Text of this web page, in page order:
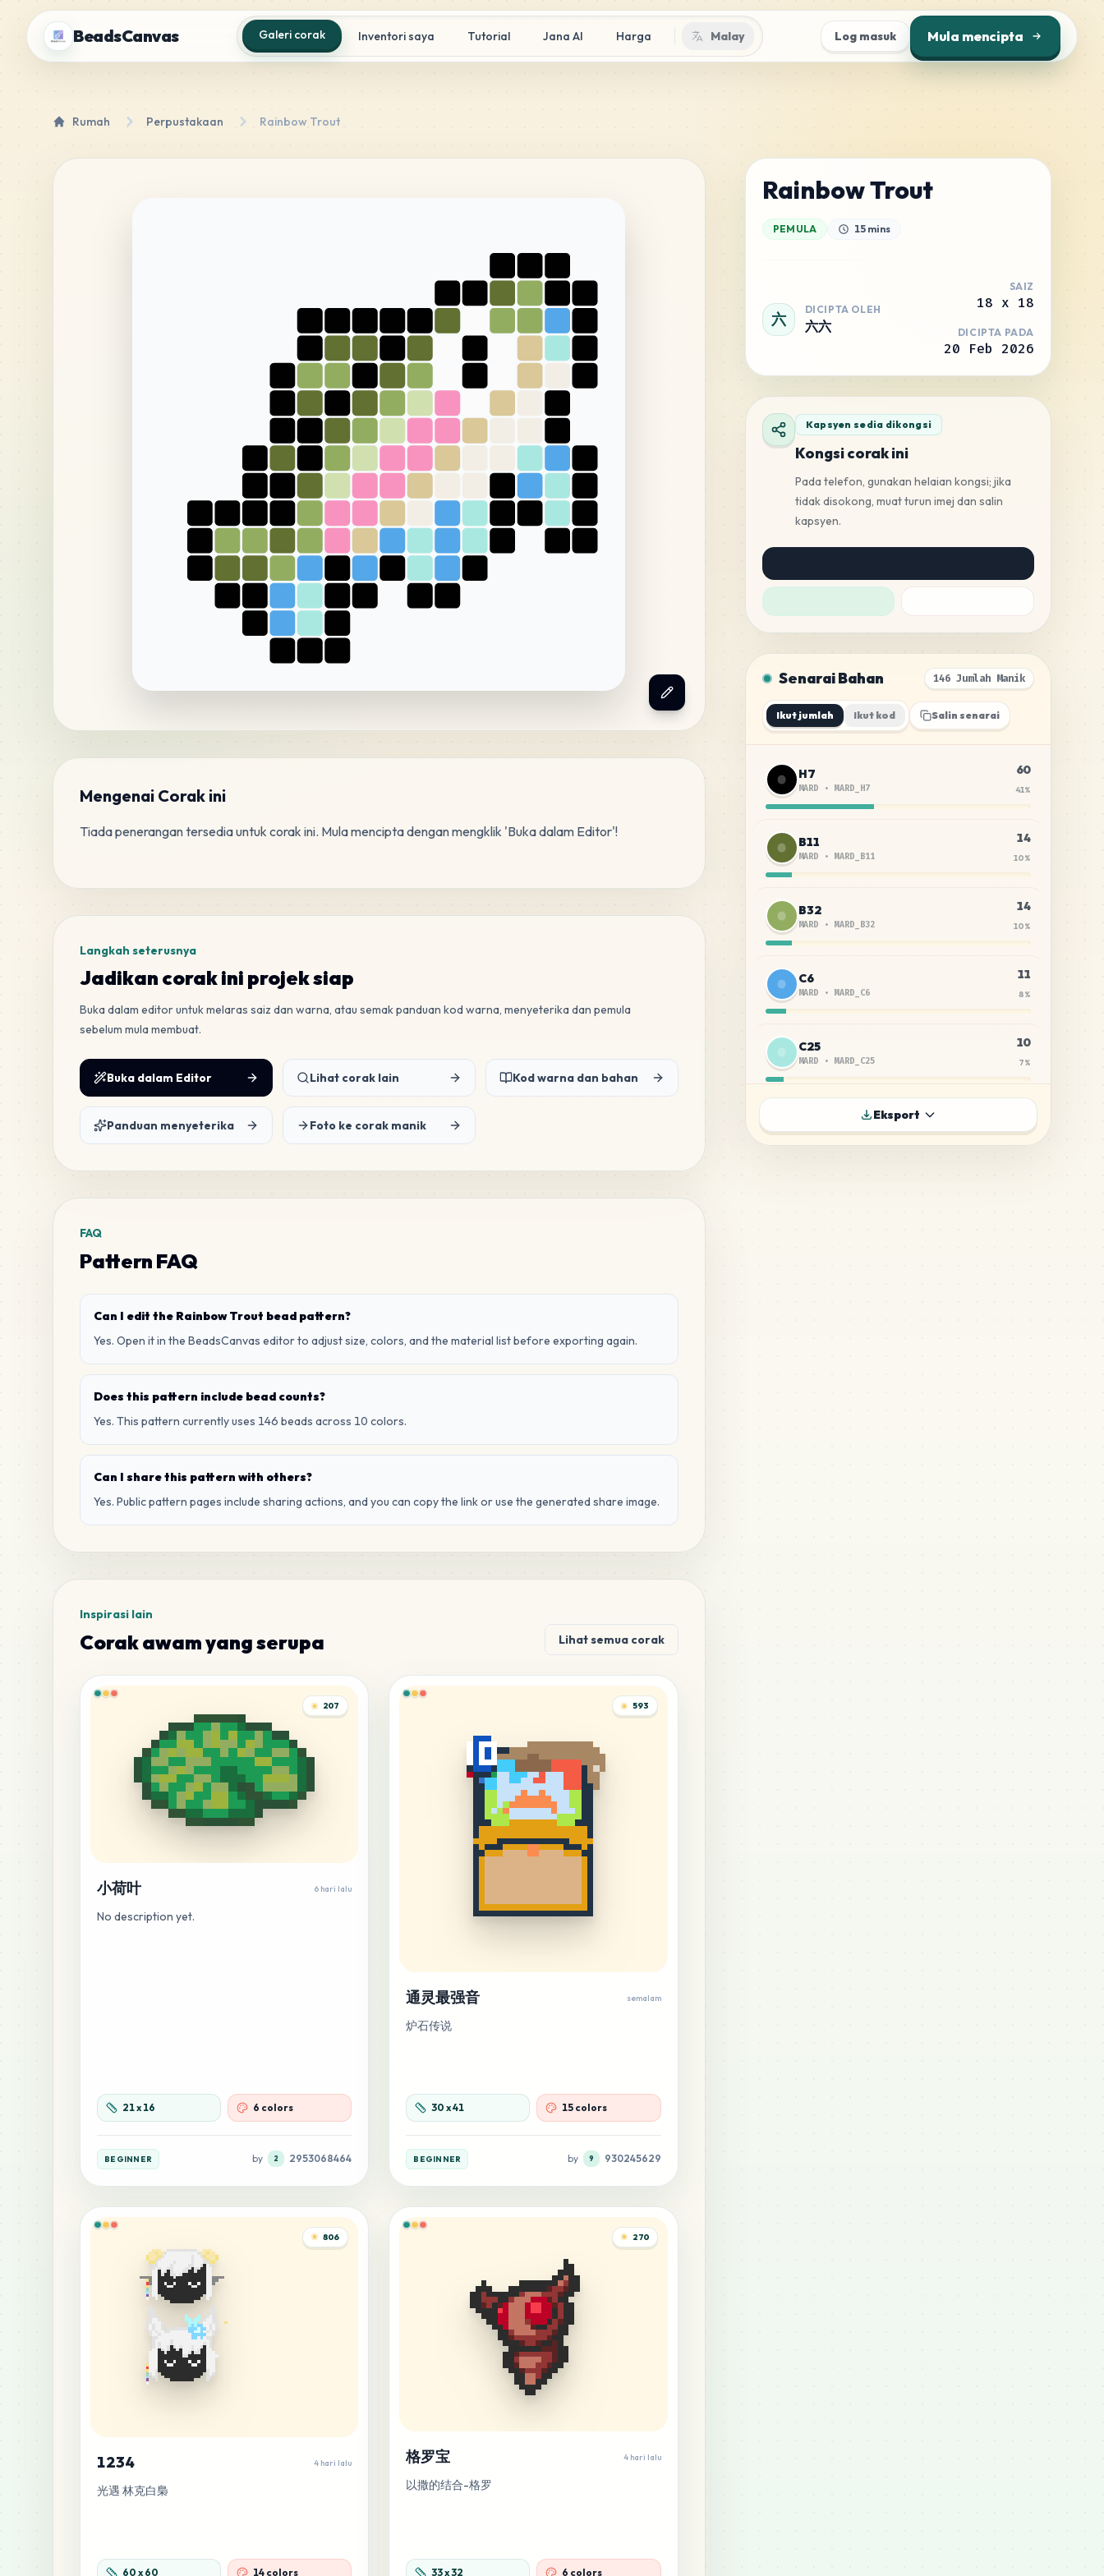
BeadsCanvas Galeri corak Inventori saya Tutorial Jana AI Harga Malay Log masuk Mula mencipta
Rumah Perpustakaan Rainbow Trout
Mengenai Corak ini
Tiada penerangan tersedia untuk corak ini. Mula mencipta dengan mengklik 'Buka dalam Editor'!
Langkah seterusnya
Jadikan corak ini projek siap
Buka dalam editor untuk melaras saiz dan warna, atau semak panduan kod warna, menyeterika dan pemula
sebelum mula membuat.
Buka dalam Editor Lihat corak lain Kod warna dan bahan
Panduan menyeterika Foto ke corak manik
FAQ
Pattern FAQ
Can I edit the Rainbow Trout bead pattern?
Yes. Open it in the BeadsCanvas editor to adjust size, colors, and the material list before exporting again.
Does this pattern include bead counts?
Yes. This pattern currently uses 146 beads across 10 colors.
Can I share this pattern with others?
Yes. Public pattern pages include sharing actions, and you can copy the link or use the generated share image.
Inspirasi lain
Corak awam yang serupa Lihat semua corak
207
小荷叶 6 hari lalu
No description yet.
21x 16 6 colors
BEGINNER by 2 2953068464
593
通灵最强音 semalam
炉石传说
30 x41 15 colors
BEGINNER by 9 930245629
806
1234 4 hari lalu
光遇 林克白梟
60 x 60 14 colors
270
格罗宝 4 hari lalu
以撒的结合-格罗
33x32 6 colors
Rainbow Trout
PEMULA 15 mins
六
DICIPTA OLEH
六六
SAIZ
18 x 18
DICIPTA PADA
20 Feb 2026
Kapsyen sedia dikongsi
Kongsi corak ini
Pada telefon, gunakan helaian kongsi; jika
tidak disokong, muat turun imej dan salin
kapsyen.
Senarai Bahan 146 Jumlah Manik
Ikut jumlah Ikut kod Salin senarai
H7
MARD • MARD_H7
60
41%
B11
MARD • MARD_B11
14
10%
B32
MARD • MARD_B32
14
10%
C6
MARD • MARD_C6
11
8%
C25
MARD • MARD_C25
10
7%
7%
Eksport